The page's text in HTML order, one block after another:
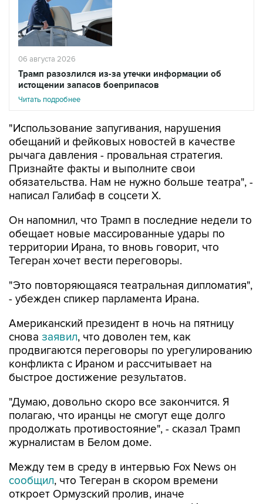
06 августа 2026
Трамп разозлился из-за утечки информации об
истощении запасов боеприпасов
Читать подробнее
"Использование запугивания, нарушения
обещаний и фейковых новостей в качестве
рычага давления - провальная стратегия.
Признайте факты и выполните свои
обязательства. Нам не нужно больше театра", -
написал Галибаф в соцсети X.
Он напомнил, что Трамп в последние недели то
обещает новые массированные удары по
территории Ирана, то вновь говорит, что
Тегеран хочет вести переговоры.
"Это повторяющаяся театральная дипломатия",
- убежден спикер парламента Ирана.
Американский президент в ночь на пятницу
снова заявил, что доволен тем, как
продвигаются переговоры по урегулированию
конфликта с Ираном и рассчитывает на
быстрое достижение результатов.
"Думаю, довольно скоро все закончится. Я
полагаю, что иранцы не смогут еще долго
продолжать противостояние", - сказал Трамп
журналистам в Белом доме.
Между тем в среду в интервью Fox News он
сообщил, что Тегеран в скором времени
откроет Ормузский пролив, иначе